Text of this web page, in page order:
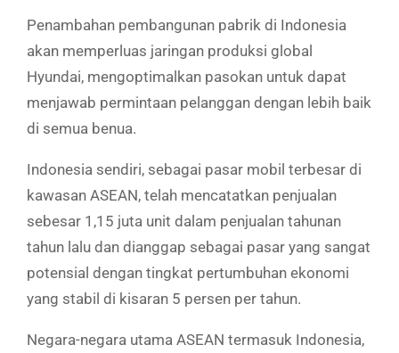
Penambahan pembangunan pabrik di Indonesia
akan memperluas jaringan produksi global
Hyundai, mengoptimalkan pasokan untuk dapat
menjawab permintaan pelanggan dengan lebih baik
di semua benua.
Indonesia sendiri, sebagai pasar mobil terbesar di
kawasan ASEAN, telah mencatatkan penjualan
sebesar 1,15 juta unit dalam penjualan tahunan
tahun lalu dan dianggap sebagai pasar yang sangat
potensial dengan tingkat pertumbuhan ekonomi
yang stabil di kisaran 5 persen per tahun.
Negara-negara utama ASEAN termasuk Indonesia,